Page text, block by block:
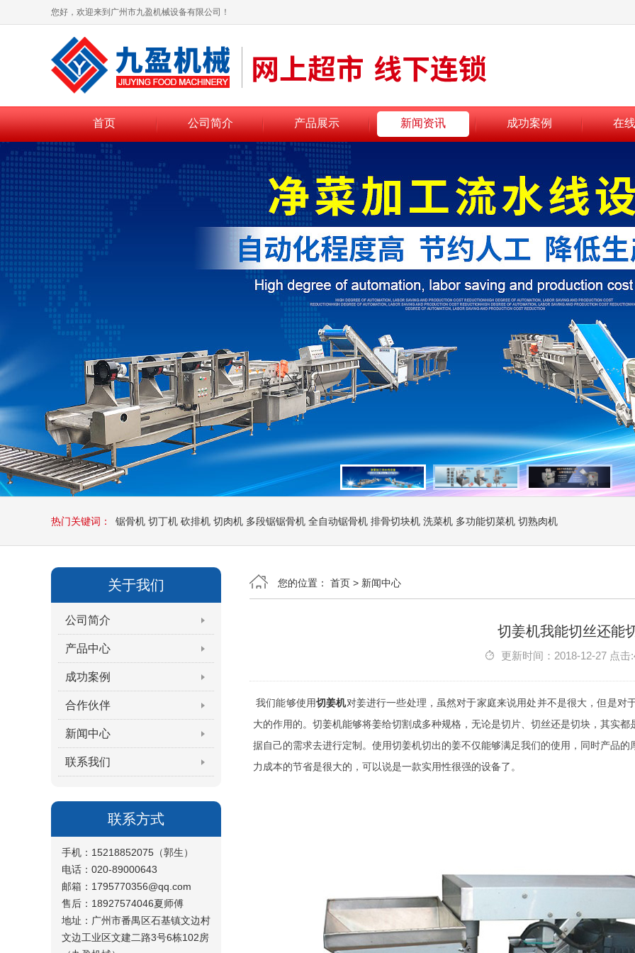
您好，欢迎来到广州市九盈机械设备有限公司！
首页 公司简介 产品展示 新闻资讯 成功案例 在
热门关键词： 锯骨机 切丁机 砍排机 切肉机 多段锯锯骨机 全自动锯骨机 排骨切块机 洗菜机 多功能切菜机 切熟肉机
关于我们
公司简介
产品中心
成功案例
合作伙伴
新闻中心
联系我们
联系方式
手机：15218852075（郭生）
电话：020-89000643
邮箱：1795770356@qq.com
售后：18927574046夏师傅
地址：广州市番禺区石基镇文边村
文边工业区文建二路3号6栋102房
您的位置： 首页 > 新闻中心
切姜机我能切丝还能
更新时间：2018-12-27 点击
我们能够使用切姜机对姜进行一些处理，虽然对于家庭来说用处并不是很大，但是
大的作用的。切姜机能够将姜给切割成多种规格，无论是切片、切丝还是切块，其实
据自己的需求去进行定制。使用切姜机切出的姜不仅能够满足我们的使用，同时产品
力成本的节省是很大的，可以说是一款实用性很强的设备了。